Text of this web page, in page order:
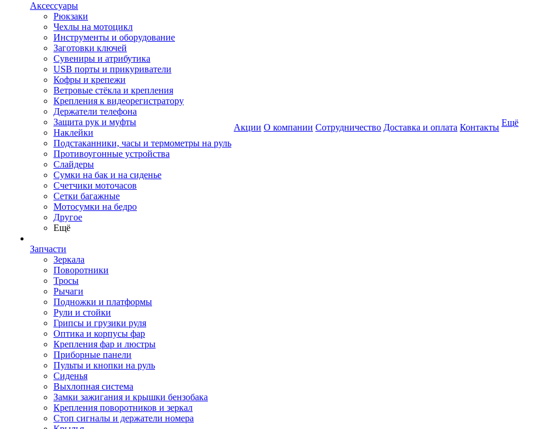
Аксессуары
Рюкзаки
Чехлы на мотоцикл
Инструменты и оборудование
Заготовки ключей
Сувениры и атрибутика
USB порты и прикуриватели
Кофры и крепежи
Ветровые стёкла и крепления
Крепления к видеорегистратору
Держатели телефона
Защита рук и муфты
Наклейки
Подстаканники, часы и термометры на руль
Противоугонные устройства
Слайдеры
Сумки на бак и на сиденье
Счетчики моточасов
Сетки багажные
Мотосумки на бедро
Другое
Ещё
Запчасти
Зеркала
Поворотники
Тросы
Рычаги
Подножки и платформы
Рули и стойки
Грипсы и грузики руля
Оптика и корпусы фар
Крепления фар и люстры
Приборные панели
Пульты и кнопки на руль
Сиденья
Выхлопная система
Замки зажигания и крышки бензобака
Крепления поворотников и зеркал
Стоп сигналы и держатели номера
Акции О компании Сотрудничество Доставка и оплата Контакты Ещё